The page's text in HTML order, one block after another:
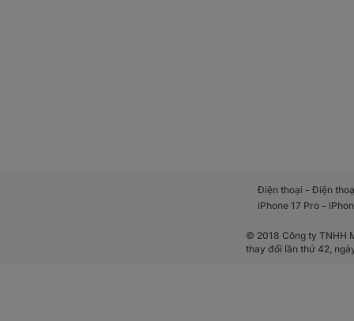
Điện thoại -Điện
iPhone 17 Pro -
© 2018 Công ty TNHH
thay đổi lần thứ 42,